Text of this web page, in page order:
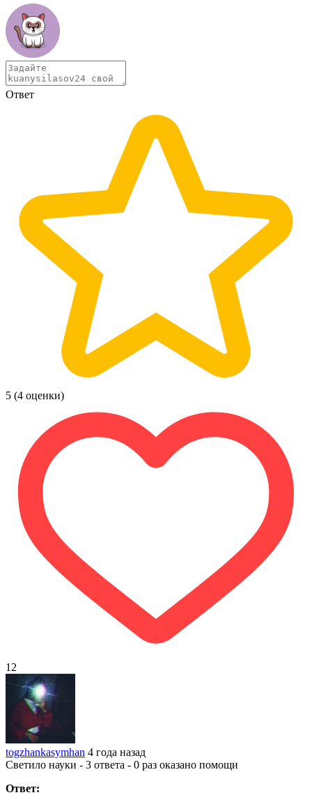
Ответ
5 (4 оценки)
12
togzhankasymhan 4 года назад
Светило науки - 3 ответа - 0 раз оказано помощи
Ответ: